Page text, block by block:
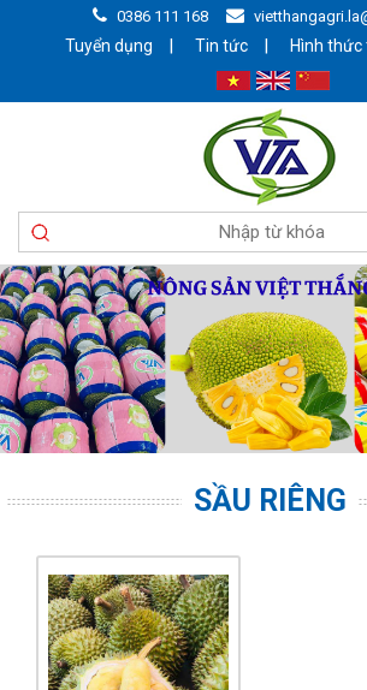
0386 111 168
Tuyển dụng | Tin tức | Hình
SẦU RIÊNG